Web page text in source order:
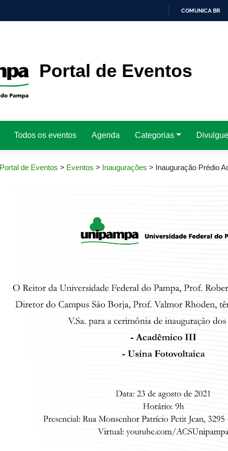
COMUNICA BR
Portal de Eventos
Todos os eventos Agenda Categorias
Portal de Eventos > Eventos > Inaugurações > Inauguração Prédio